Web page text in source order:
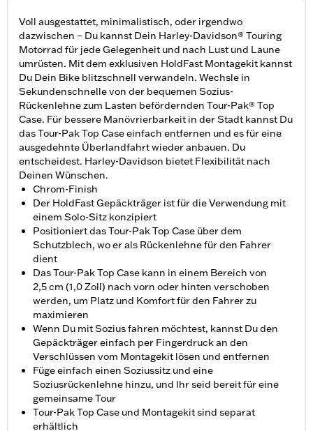
Voll ausgestattet, minimalistisch, oder irgendwo
dazwischen – Du kannst Dein Harley-Davidson® Touring
Motorrad für jede Gelegenheit und nach Lust und Laune
umrüsten. Mit dem exklusiven HoldFast Montagekit kannst
Du Dein Bike blitzschnell verwandeln. Wechsle in
Sekundenschnelle von der bequemen Sozius-
Rückenlehne zum Lasten befördernden Tour-Pak® Top
Case. Für bessere Manövrierbarkeit in der Stadt kannst Du
das Tour-Pak Top Case einfach entfernen und es für eine
ausgedehnte Überlandfahrt wieder anbauen. Du
entscheidest. Harley-Davidson bietet Flexibilität nach
Deinen Wünschen.
Chrom-Finish
Der HoldFast Gepäckträger ist für die Verwendung mit
einem Solo-Sitz konzipiert
Positioniert das Tour-Pak Top Case über dem
Schutzblech, wo er als Rückenlehne für den Fahrer
dient
Das Tour-Pak Top Case kann in einem Bereich von
2,5 cm (1,0 Zoll) nach vorn oder hinten verschoben
werden, um Platz und Komfort für den Fahrer zu
maximieren
Wenn Du mit Sozius fahren möchtest, kannst Du den
Gepäckträger einfach per Fingerdruck an den
Verschlüssen vom Montagekit lösen und entfernen
Füge einfach einen Soziussitz und eine
Soziusrückenlehne hinzu, und Ihr seid bereit für eine
gemeinsame Tour
Tour-Pak Top Case und Montagekit sind separat
erhältlich